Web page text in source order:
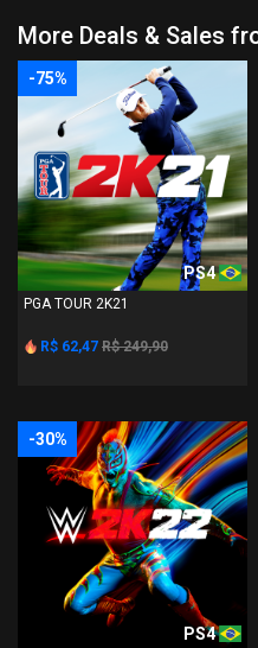
More Deals & Sales
-75%
PS4
PGA TOUR 2K21
R$ 62,47 R$ 249,90
-30%
PS4